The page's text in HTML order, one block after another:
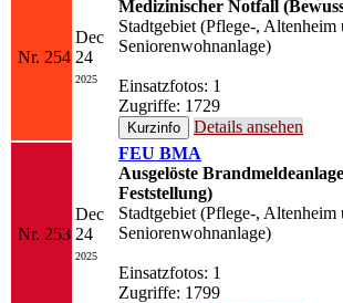
Nr. 254
Dec
24
2025
Medizinischer Notfall
Stadtgebiet (Pflege-, Altenheim
Seniorenwohnanlage)
Einsatzfotos: 1
Zugriffe: 1729
Details ansehen
Nr. 253
Dec
24
2025
FEU BMA
Ausgelöste
Feststellung)
Stadtgebiet (Pflege-, Altenheim
Seniorenwohnanlage)
Einsatzfotos: 1
Zugriffe: 1799